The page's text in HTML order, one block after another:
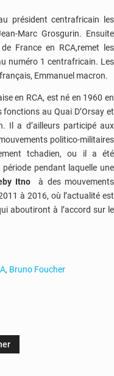
président centrafricain les
Marc Grosgurin. Ensuite
France en RCA,remet les
numéro 1 centrafricain. Les
Emmanuel macron.
en RCA, est né en 1960 en
au Quai D’Orsay et
Il a d’ailleurs participé aux
politico-militaires
tchadien, ou il a été
pendant laquelle une
Itno à des mouvements
à 2016, où l’actualité est
aboutiront à l’accord sur le
, Bruno Foucher